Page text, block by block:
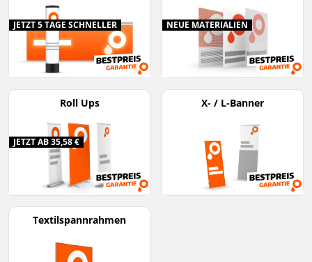
JETZT 5 TAGE SCHNELLER NEUE MATERIALIEN
Roll Ups
JETZT AB 35,58 €
X- / L-Banner
Textilspannrahmen